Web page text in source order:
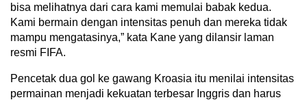
bisa melihatnya dari cara kami memulai babak kedua.
Kami bermain dengan intensitas penuh dan mereka tidak
mampu mengatasinya,” kata Kane yang dilansir laman
resmi FIFA.
Pencetak dua gol ke gawang Kroasia itu menilai intensitas
permainan menjadi kekuatan terbesar Inggris dan harus